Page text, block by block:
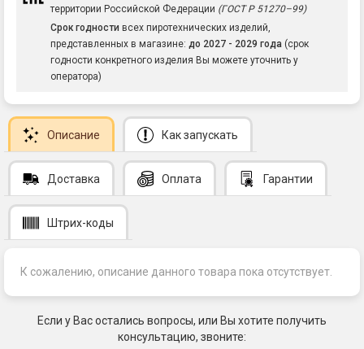
территории Российской Федерации (ГОСТ Р 51270–99)
Срок годности всех пиротехнических изделий,
представленных в магазине: до 2027 - 2029 года (срок
годности конкретного изделия Вы можете уточнить у
оператора)
Описание Как запускать
Доставка Оплата Гарантии
Штрих-коды
К сожалению, описание данного товара пока отсутствует.
Если у Вас остались вопросы, или Вы хотите получить
консультацию, звоните: